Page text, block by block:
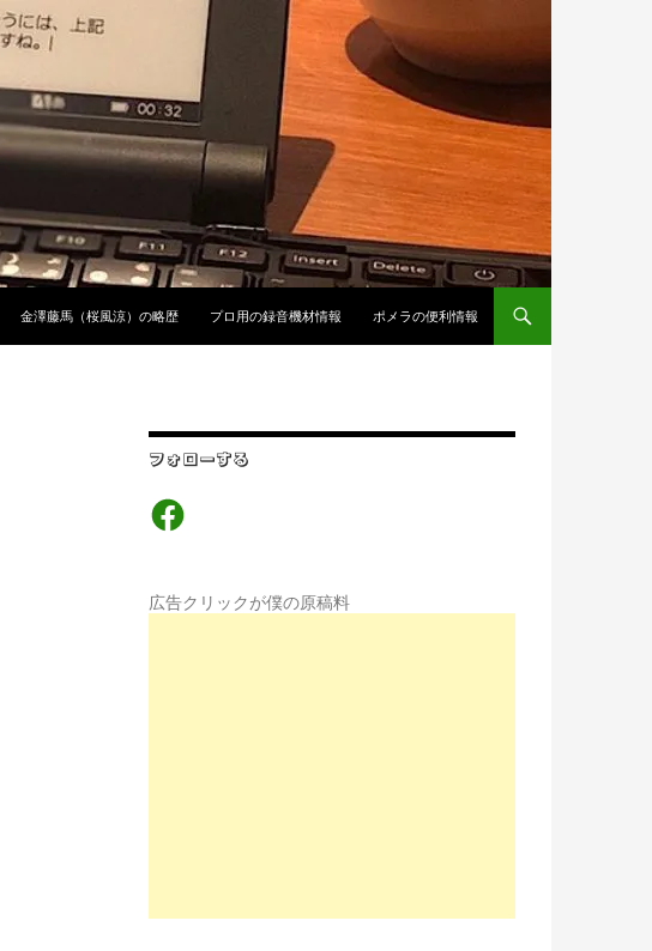
金澤藤馬（桜風涼）の略歴 プロ用の録音機材情報 ポメラの便利情報
フォローする
Facebook
広告クリックが僕の原稿料